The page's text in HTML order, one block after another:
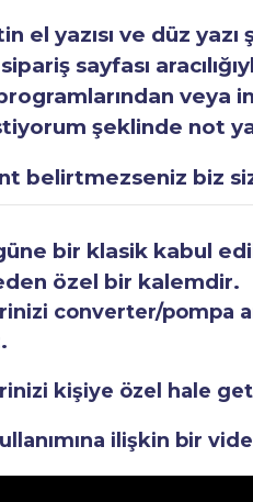
el yazısı ve düz
sayfası
veya
şeklinde not
belirtmezseniz biz
bir klasik kabul
özel bir kalemdir.
converter/pompa
kişiye özel hale
ilişkin bir